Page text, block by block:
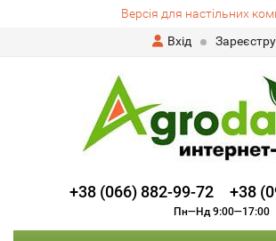
Версія для настільних
Вхід
+38 (066) 882-99-72 +38
Пн—Нд 9:00—17:00